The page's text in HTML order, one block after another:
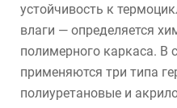
устойчивость к
влаги — определяется
полимерного каркаса. В
применяются три типа
полиуретановые и